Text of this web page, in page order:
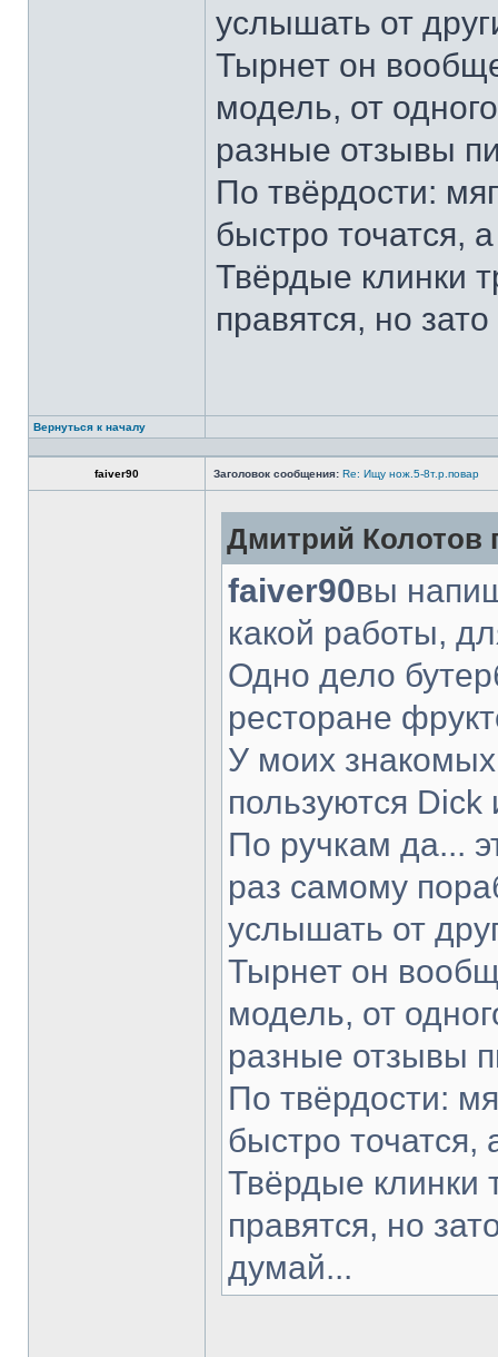
услышать от
Тырнет он
модель, от
разные отзывы
По твёрдости:
быстро точатся,
Твёрдые клинки
правятся, но
Вернуться к началу
faiver90 Заголовок сообщения: Re: Ищу нож.5-8т.р.повар
Дмитрий Колотов
faiver90вы
какой работы,
Одно дело
ресторане
У моих
пользуются Dick
По ручкам да...
раз самому
услышать от
Тырнет он
модель, от
разные отзывы
По твёрдости:
быстро точатся,
Твёрдые клинки
правятся, но
думай...